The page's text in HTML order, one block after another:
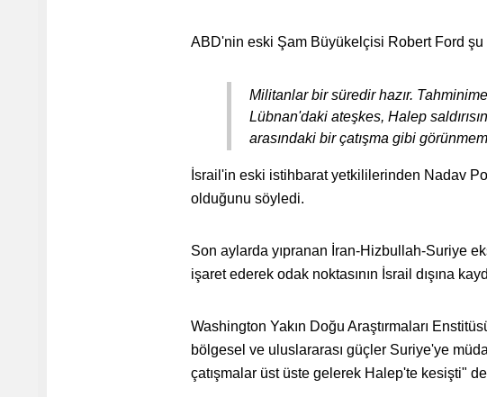
ABD'nin eski Şam Büyükelçisi Robert Ford şu
Militanlar bir süredir hazır.
Lübnan'daki ateşkes, Halep
arasındaki bir çatışma gibi
İsrail'in eski istihbarat yetkililerinden Nadav
olduğunu söyledi.
Son aylarda yıpranan İran-Hizbullah-Suriye
işaret ederek odak noktasının İsrail dışına
Washington Yakın Doğu Araştırmaları
bölgesel ve uluslararası güçler Suriye'ye
çatışmalar üst üste gelerek Halep'te kesişti"